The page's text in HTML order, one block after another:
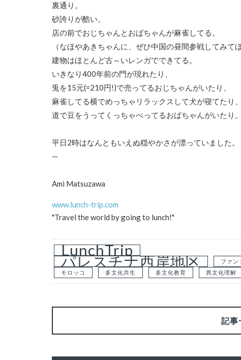
裏通り。
砂誇りが酷い。
店の前でおじちゃんとおばちゃんが麻雀してる。
（なほやあきちゃんに、ぜひ中国の昼間参戦してみて
建物はほとんど古～いレンガでできてる。
いきなり400年前の門が現れたり、
兎を15元(=210円!)で売ってるおじちゃんがいたり、
麻雀してる横でめっちゃリラックスして犬が寝てたり、
道で豆をうってくっちゃべってるおばちゃんがいたり。
平日2時はなんともいえぬ穏やかさが漂っていました。
—
Ami Matsuzawa
www.lunch-trip.com
"Travel the world by going to lunch!"
LunchTrip
パレスチナ西岸地区
ファン
モロッコ
多文化共生 多文化教育 異文化理解
記事